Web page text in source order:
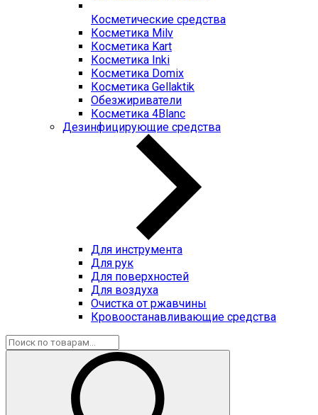
Косметические средства
Косметика Milv
Косметика Kart
Косметика Inki
Косметика Domix
Косметика Gellaktik
Обезжириватели
Косметика 4Blanc
Дезинфицирующие средства
Для инструмента
Для рук
Для поверхностей
Для воздуха
Очистка от ржавчины
Кровоостанавливающие средства